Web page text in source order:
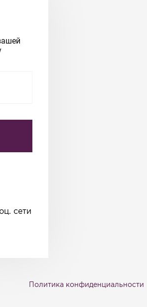
сети
Политика конфиденциальности